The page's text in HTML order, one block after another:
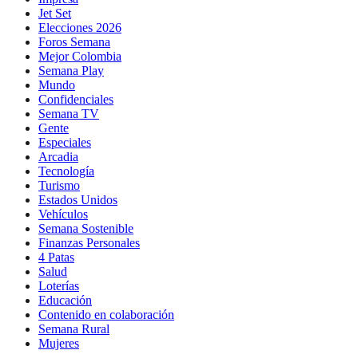
Jet Set
Elecciones 2026
Foros Semana
Mejor Colombia
Semana Play
Mundo
Confidenciales
Semana TV
Gente
Especiales
Arcadia
Tecnología
Turismo
Estados Unidos
Vehículos
Semana Sostenible
Finanzas Personales
4 Patas
Salud
Loterías
Educación
Contenido en colaboración
Semana Rural
Mujeres